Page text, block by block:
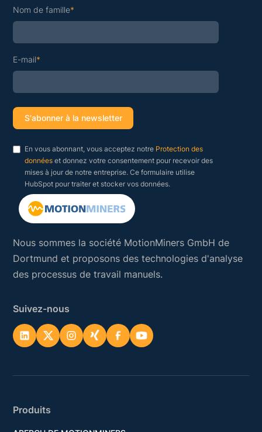
Nous sommes la société MotionMiners GmbH de
Dortmund et proposons des technologies d'analyse
des processus de travail manuels.
Suivez-nous
Nom de famille*
E-mail*
En vous abonnant, vous acceptez notre Protection des
données et donnez votre consentement pour recevoir des
mises à jour de notre entreprise. Ce formulaire utilise
HubSpot pour traiter et stocker vos données.
Produits